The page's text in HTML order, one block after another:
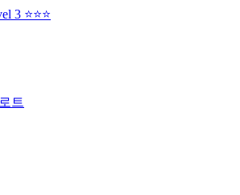
3 ⭐⭐⭐
트